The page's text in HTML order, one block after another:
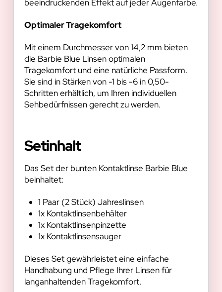
beeindruckenden Effekt auf jeder Augenfarbe.
Optimaler Tragekomfort
Mit einem Durchmesser von 14,2 mm bieten
die Barbie Blue Linsen optimalen
Tragekomfort und eine natürliche Passform.
Sie sind in Stärken von -1 bis -6 in 0,50-
Schritten erhältlich, um Ihren individuellen
Sehbedürfnissen gerecht zu werden.
Setinhalt
Das Set der bunten Kontaktlinse Barbie Blue
beinhaltet:
1 Paar (2 Stück) Jahreslinsen
1x Kontaktlinsenbehälter
1x Kontaktlinsenpinzette
1x Kontaktlinsensauger
Dieses Set gewährleistet eine einfache
Handhabung und Pflege Ihrer Linsen für
langanhaltenden Tragekomfort.